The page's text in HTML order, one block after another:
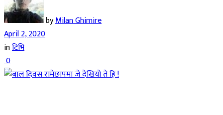
byMilan Ghimire
April 2, 2020
inटिभि
0